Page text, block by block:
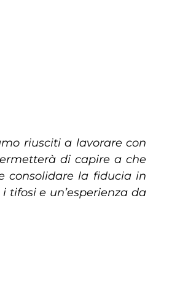
riusciti a lavorare con
di capire a che
consolidare la fiducia in
e un’esperienza da